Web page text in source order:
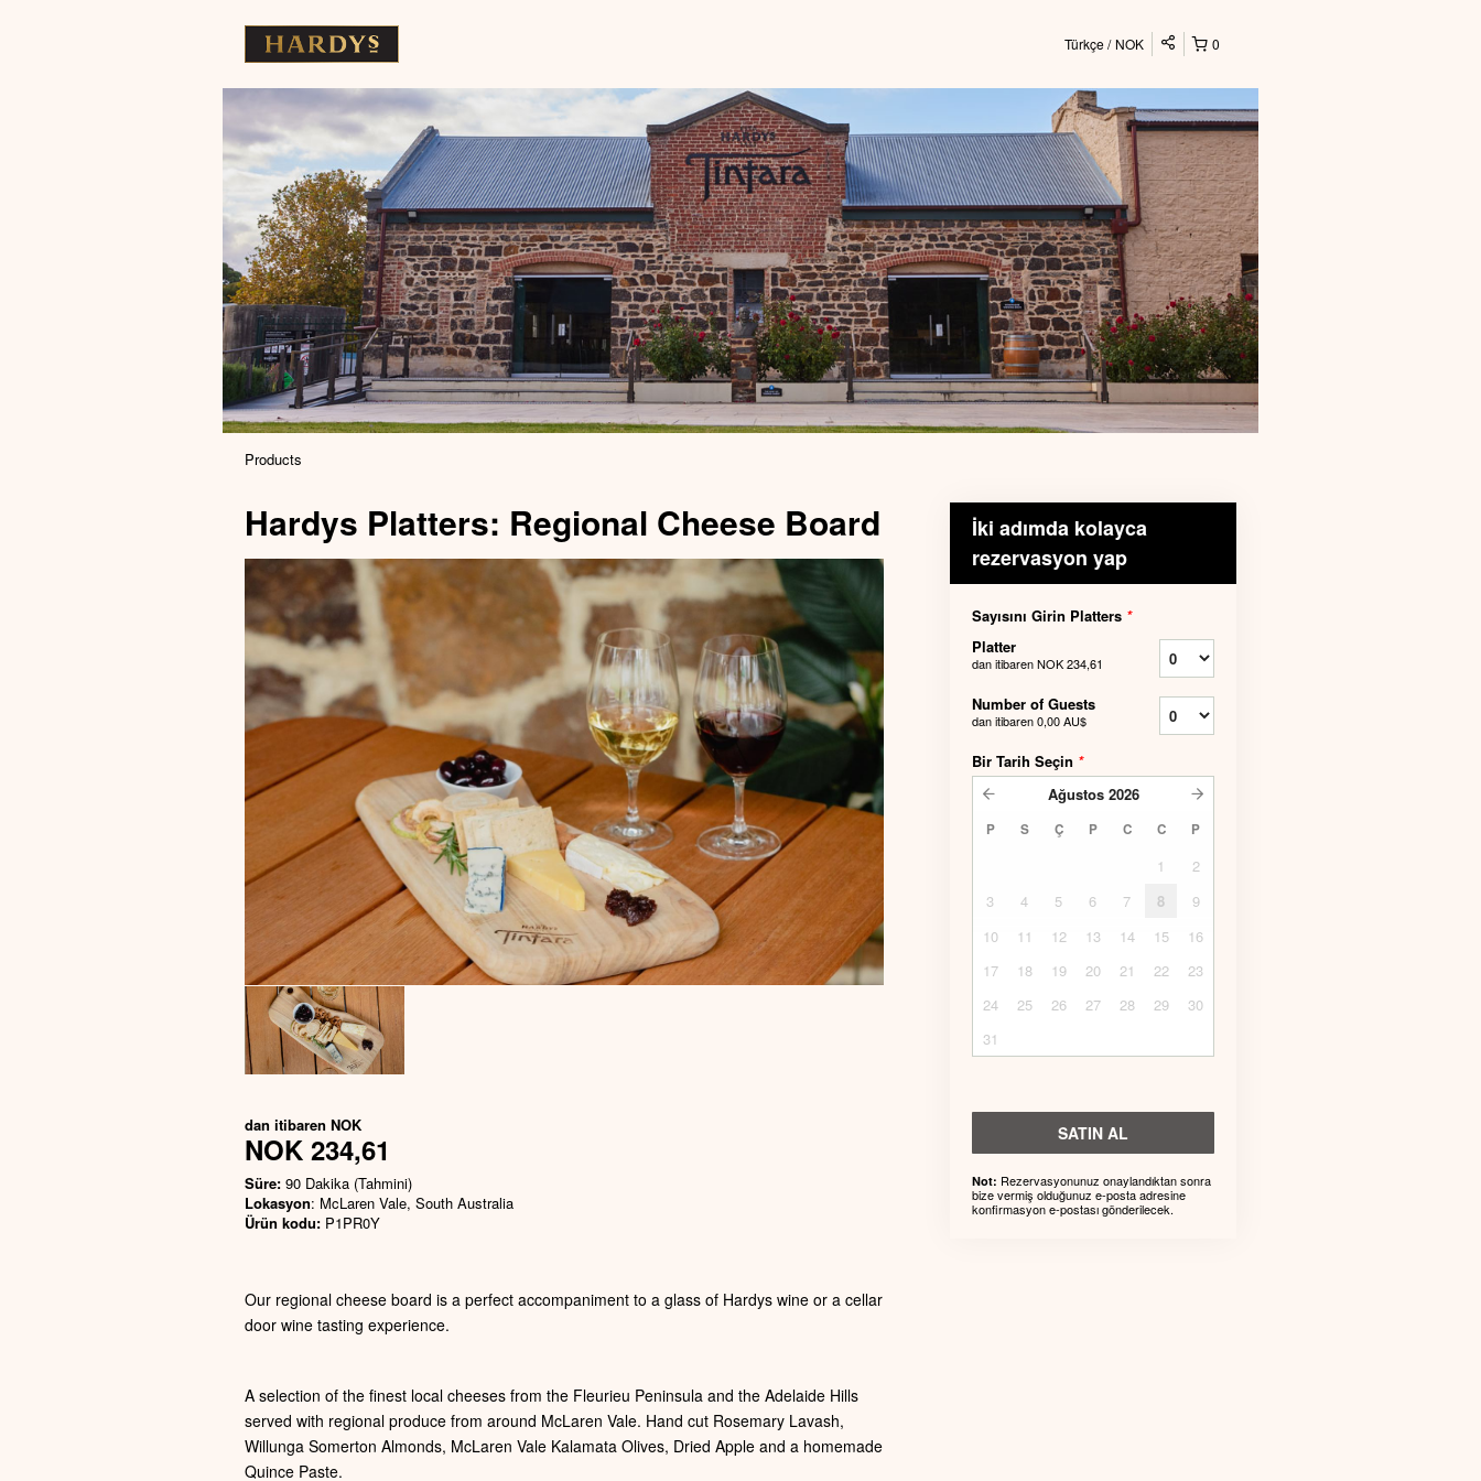
0
Türkçe NOK
Products
Hardys Platters: Regional Cheese Board
dan itibaren NOK
NOK 234,61
Süre: 90 Dakika (Tahmini)
Lokasyon: McLaren Vale, South Australia
Ürün kodu: P1PR0Y
Our regional cheese board is a perfect accompaniment to a glass of Hardys wine or a cellar
door wine tasting experience.
A selection of the finest local cheeses from the Fleurieu Peninsula and the Adelaide Hills
served with regional produce from around McLaren Vale. Hand cut Rosemary Lavash,
Willunga Somerton Almonds, McLaren Vale Kalamata Olives, Dried Apple and a homemade
Quince Paste.
İki adımda kolayca
rezervasyon yap
Sayısını Girin Platters *
Platter
dan itibarenNOK 234,61
Number of Guests
dan itibaren0,00 AU$
Bir Tarih Seçin *
Ağustos 2026
P S Ç P C C P
1
2
3
4 5 6 7 8
9
10
11 12 13 14 15
16
17
18 19 20 21 22
23
24
25 26 27 28 29
30
31
SATIN AL
Not: Rezervasyonunuz onaylandıktan sonra
bize vermiş olduğunuz e-posta adresine
konfirmasyon e-postası gönderilecek.